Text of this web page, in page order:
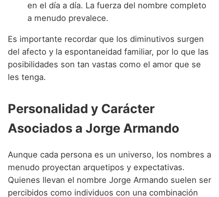
en el día a día. La fuerza del nombre completo
a menudo prevalece.
Es importante recordar que los diminutivos surgen
del afecto y la espontaneidad familiar, por lo que las
posibilidades son tan vastas como el amor que se
les tenga.
Personalidad y Carácter
Asociados a Jorge Armando
Aunque cada persona es un universo, los nombres a
menudo proyectan arquetipos y expectativas.
Quienes llevan el nombre Jorge Armando suelen ser
percibidos como individuos con una combinación